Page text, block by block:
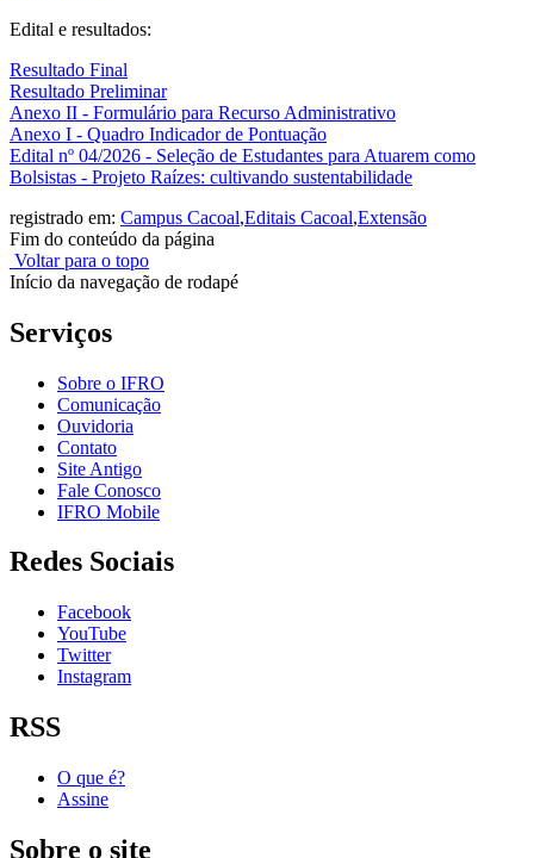
Edital e resultados:
Resultado Final
Resultado Preliminar
Anexo II - Formulário para Recurso Administrativo
Anexo I - Quadro Indicador de Pontuação
Edital nº 04/2026 - Seleção de Estudantes para Atuarem como
Bolsistas - Projeto Raízes: cultivando sustentabilidade
registrado em: Campus Cacoal,Editais Cacoal,Extensão
Fim do conteúdo da página
Voltar para o topo
Início da navegação de rodapé
Serviços
Sobre o IFRO
Comunicação
Ouvidoria
Contato
Site Antigo
Fale Conosco
IFRO Mobile
Redes Sociais
Facebook
YouTube
Twitter
Instagram
RSS
O que é?
Assine
Sobre o site